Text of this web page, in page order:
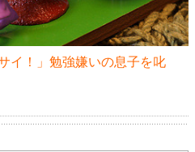
イ！」勉強嫌いの息子を叱